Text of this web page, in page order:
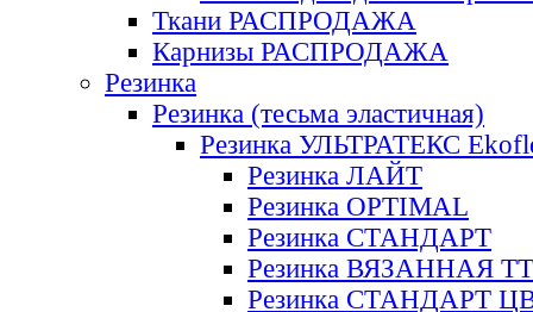
Ткани РАСПРОДАЖА
Карнизы РАСПРОДАЖА
Резинка
Резинка (тесьма эластичная)
Резинка УЛЬТРАТЕКС
Резинка ЛАЙТ
Резинка OPTIMAL
Резинка СТАНДАРТ
Резинка ВЯЗАННАЯ ТТ
Резинка СТАНДАРТ